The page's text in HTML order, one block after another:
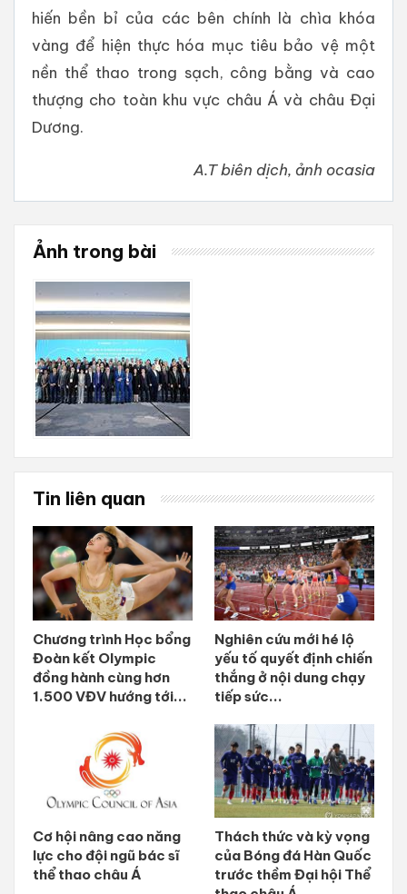
hiến bền bỉ của các bên chính là chìa khóa
vàng để hiện thực hóa mục tiêu bảo vệ một
nền thể thao trong sạch, công bằng và cao
thượng cho toàn khu vực châu Á và châu Đại
Dương.
A.T biên dịch, ảnh ocasia
Ảnh trong bài
Tin liên quan
Chương trình Học bổng
Đoàn kết Olympic
đồng hành cùng hơn
1.500 VĐV hướng tới...
Nghiên cứu mới hé lộ
yếu tố quyết định chiến
thắng ở nội dung chạy
tiếp sức...
Cơ hội nâng cao năng
lực cho đội ngũ bác sĩ
thể thao châu Á
Thách thức và kỳ vọng
của Bóng đá Hàn Quốc
trước thềm Đại hội Thể